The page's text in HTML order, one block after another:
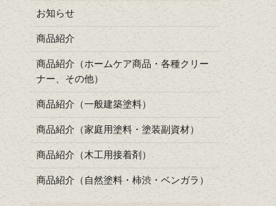
お知らせ
商品紹介
商品紹介（ホームケア商品・各種クリー
ナー、その他）
商品紹介（一般建築塗料）
商品紹介（家庭用塗料・塗装副資材）
商品紹介（木工用接着剤）
商品紹介（自然塗料・柿渋・ベンガラ）